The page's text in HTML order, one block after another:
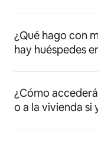
¿Qué hago con
hay huéspedes
¿Cómo
o a la vivienda si